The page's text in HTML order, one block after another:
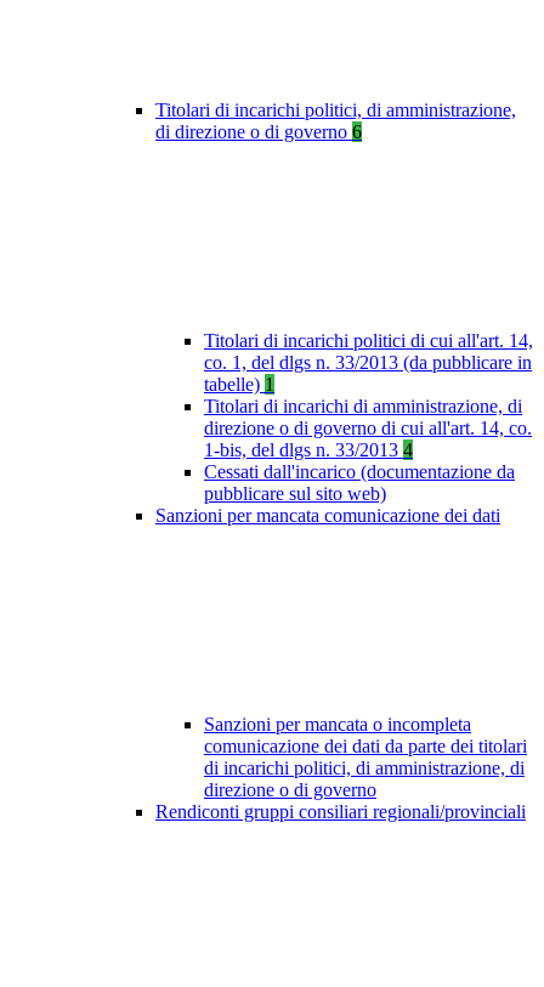
Titolari di incarichi politici, di amministrazione,
di direzione o di governo 6
Titolari di incarichi politici di cui all'art. 14,
co. 1, del dlgs n. 33/2013 (da pubblicare in
tabelle) 1
Titolari di incarichi di amministrazione, di
direzione o di governo di cui all'art. 14, co.
1-bis, del dlgs n. 33/2013 4
Cessati dall'incarico (documentazione da
pubblicare sul sito web)
Sanzioni per mancata comunicazione dei dati
Sanzioni per mancata o incompleta
comunicazione dei dati da parte dei titolari
di incarichi politici, di amministrazione, di
direzione o di governo
Rendiconti gruppi consiliari regionali/provinciali